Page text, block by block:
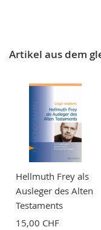
Artikel aus dem
Hellmuth Frey als
Ausleger des Alten
Testaments
15,00 CHF